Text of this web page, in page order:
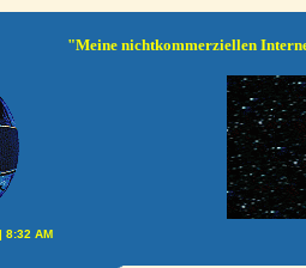
"Meine nichtkommerziellen